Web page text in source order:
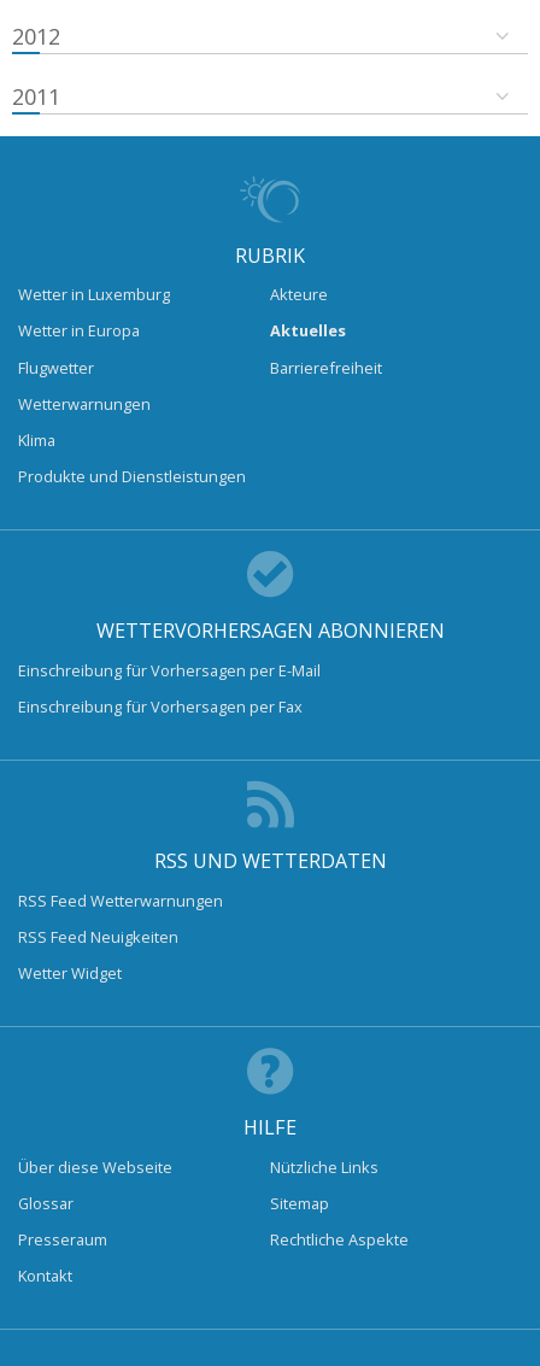
2012
2011
RUBRIK
Wetter in Luxemburg
Wetter in Europa
Flugwetter
Wetterwarnungen
Klima
Produkte und Dienstleistungen
Akteure
Aktuelles
Barrierefreiheit
WETTERVORHERSAGEN ABONNIEREN
Einschreibung für Vorhersagen per E-Mail
Einschreibung für Vorhersagen per Fax
RSS UND WETTERDATEN
RSS Feed Wetterwarnungen
RSS Feed Neuigkeiten
Wetter Widget
HILFE
Über diese Webseite
Glossar
Presseraum
Kontakt
Nützliche Links
Sitemap
Rechtliche Aspekte